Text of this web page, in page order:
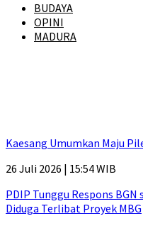
BUDAYA
OPINI
MADURA
Kaesang Umumkan Maju
26 Juli 2026 | 15:54 WIB
PDIP Tunggu Respons
Diduga Terlibat Proyek MBG